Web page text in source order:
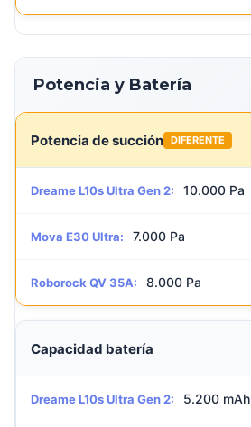
Potencia y Batería
Potencia de succión DIFERENTE
Dreame L10s Ultra Gen 2: 10.000 Pa
Mova E30 Ultra: 7.000 Pa
Roborock QV 35A: 8.000 Pa
Capacidad batería
Dreame L10s Ultra Gen 2: 5.200 mAh